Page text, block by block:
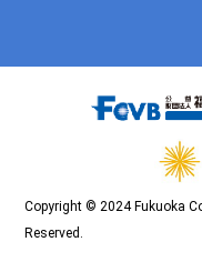
Copyright © 2024 Fukuoka
Reserved.